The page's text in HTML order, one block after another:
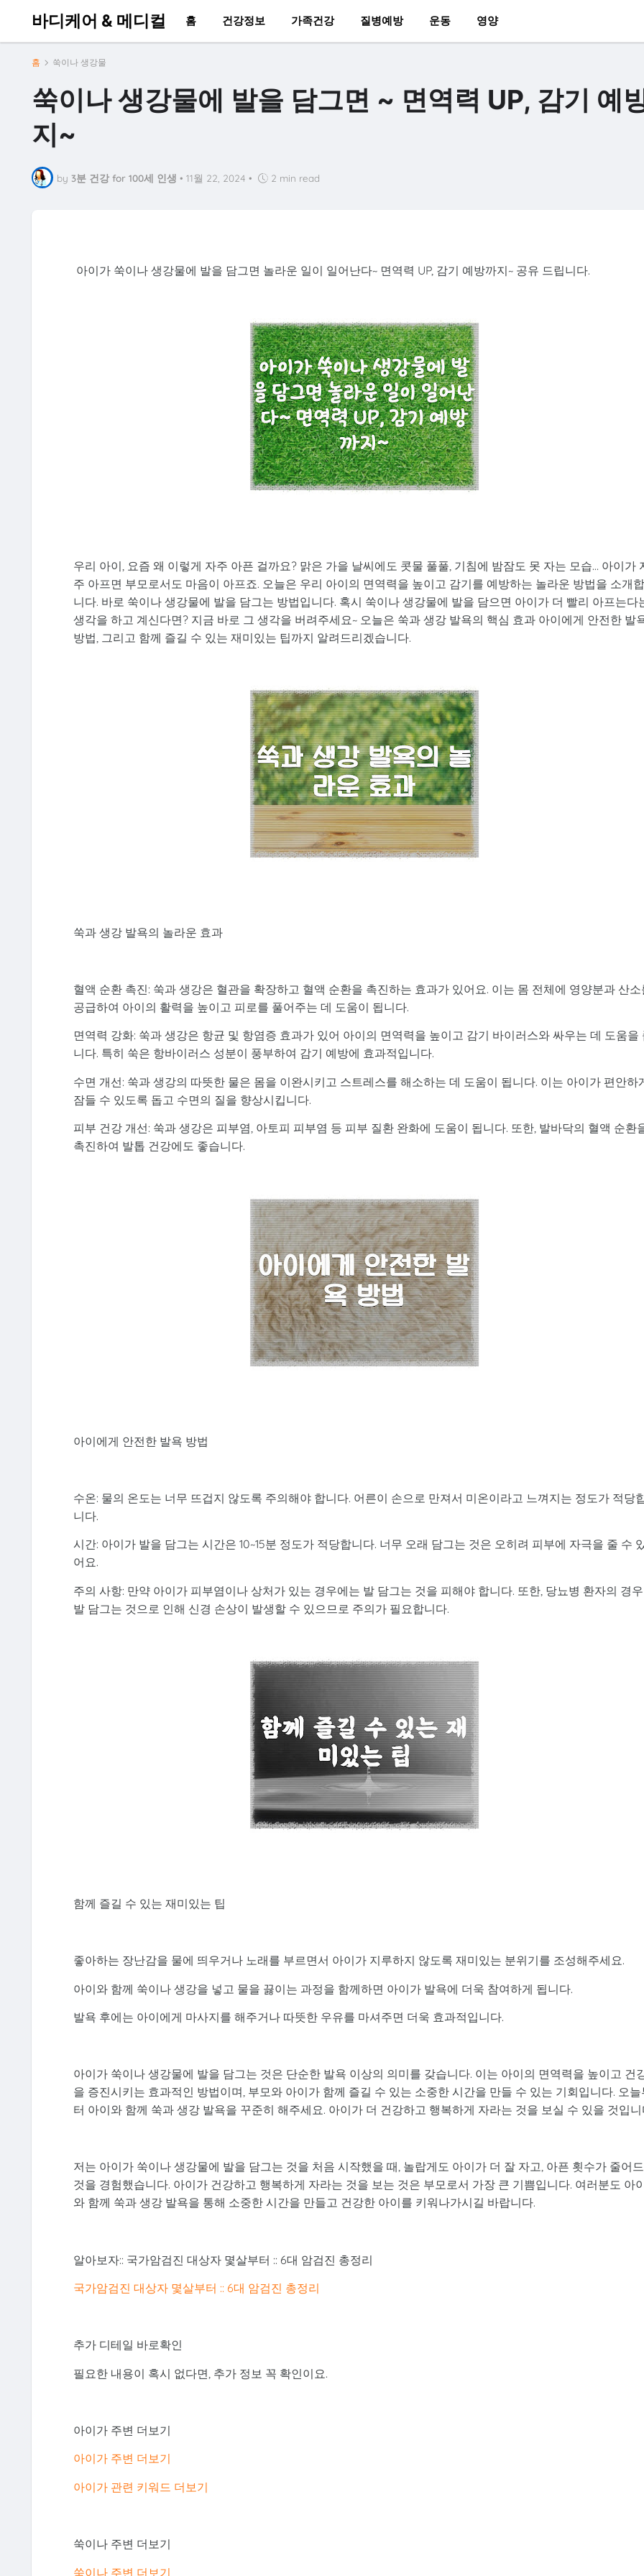
바디케어 & 메디컬 홈 건강정보 가족건강 질병예방 운동 영양
홈 쑥이나 생강물
쑥이나 생강물에 발을 담그면 ~ 면역력 UP, 감기 예
지~
by 3분 건강 for 100세 인생 • 11월 22, 2024 • 2 min read
아이가 쑥이나 생강물에 발을 담그면 놀라운 일이 일어난다~ 면역력 UP, 감기 예방까지~ 공유 드립니다.
우리 아이, 요즘 왜 이렇게 자주 아픈 걸까요? 맑은 가을 날씨에도 콧물 풀풀, 기침에 밤잠도 못 자는 모습… 아이가
주 아프면 부모로서도 마음이 아프죠. 오늘은 우리 아이의 면역력을 높이고 감기를 예방하는 놀라운 방법을 소개합
니다. 바로 쑥이나 생강물에 발을 담그는 방법입니다. 혹시 쑥이나 생강물에 발을 담으면 아이가 더 빨리 아프는다
생각을 하고 계신다면? 지금 바로 그 생각을 버려주세요~ 오늘은 쑥과 생강 발욕의 핵심 효과 아이에게 안전한 발
방법, 그리고 함께 즐길 수 있는 재미있는 팁까지 알려드리겠습니다.
쑥과 생강 발욕의 놀라운 효과
혈액 순환 촉진: 쑥과 생강은 혈관을 확장하고 혈액 순환을 촉진하는 효과가 있어요. 이는 몸 전체에 영양분과 산소
공급하여 아이의 활력을 높이고 피로를 풀어주는 데 도움이 됩니다.
면역력 강화: 쑥과 생강은 항균 및 항염증 효과가 있어 아이의 면역력을 높이고 감기 바이러스와 싸우는 데 도움을
니다. 특히 쑥은 항바이러스 성분이 풍부하여 감기 예방에 효과적입니다.
수면 개선: 쑥과 생강의 따뜻한 물은 몸을 이완시키고 스트레스를 해소하는 데 도움이 됩니다. 이는 아이가 편안하
잠들 수 있도록 돕고 수면의 질을 향상시킵니다.
피부 건강 개선: 쑥과 생강은 피부염, 아토피 피부염 등 피부 질환 완화에 도움이 됩니다. 또한, 발바닥의 혈액 순환
촉진하여 발톱 건강에도 좋습니다.
아이에게 안전한 발욕 방법
수온: 물의 온도는 너무 뜨겁지 않도록 주의해야 합니다. 어른이 손으로 만져서 미온이라고 느껴지는 정도가 적당
니다.
시간: 아이가 발을 담그는 시간은 10~15분 정도가 적당합니다. 너무 오래 담그는 것은 오히려 피부에 자극을 줄 수
어요.
주의 사항: 만약 아이가 피부염이나 상처가 있는 경우에는 발 담그는 것을 피해야 합니다. 또한, 당뇨병 환자의 경우
발 담그는 것으로 인해 신경 손상이 발생할 수 있으므로 주의가 필요합니다.
함께 즐길 수 있는 재미있는 팁
좋아하는 장난감을 물에 띄우거나 노래를 부르면서 아이가 지루하지 않도록 재미있는 분위기를 조성해주세요.
아이와 함께 쑥이나 생강을 넣고 물을 끓이는 과정을 함께하면 아이가 발욕에 더욱 참여하게 됩니다.
발욕 후에는 아이에게 마사지를 해주거나 따뜻한 우유를 마셔주면 더욱 효과적입니다.
아이가 쑥이나 생강물에 발을 담그는 것은 단순한 발욕 이상의 의미를 갖습니다. 이는 아이의 면역력을 높이고 건
을 증진시키는 효과적인 방법이며, 부모와 아이가 함께 즐길 수 있는 소중한 시간을 만들 수 있는 기회입니다. 오늘
터 아이와 함께 쑥과 생강 발욕을 꾸준히 해주세요. 아이가 더 건강하고 행복하게 자라는 것을 보실 수 있을 것입니
저는 아이가 쑥이나 생강물에 발을 담그는 것을 처음 시작했을 때, 놀랍게도 아이가 더 잘 자고, 아픈 횟수가 줄어
것을 경험했습니다. 아이가 건강하고 행복하게 자라는 것을 보는 것은 부모로서 가장 큰 기쁨입니다. 여러분도 아
와 함께 쑥과 생강 발욕을 통해 소중한 시간을 만들고 건강한 아이를 키워나가시길 바랍니다.
알아보자:: 국가암검진 대상자 몇살부터 :: 6대 암검진 총정리
국가암검진 대상자 몇살부터 :: 6대 암검진 총정리
추가 디테일 바로확인
필요한 내용이 혹시 없다면, 추가 정보 꼭 확인이요.
아이가 주변 더보기
아이가 주변 더보기
아이가 관련 키워드 더보기
쑥이나 주변 더보기
쑥이나 주변 더보기